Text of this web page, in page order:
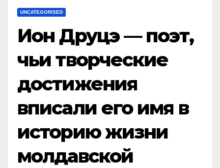
UNCATEGORISED
Ион Друцэ — поэт,
чьи творческие
достижения
вписали его имя в
историю жизни
молдавской